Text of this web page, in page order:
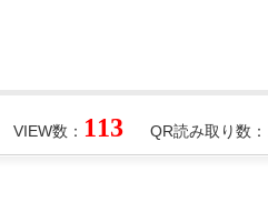
QR読み取り数：
VIEW数： 113